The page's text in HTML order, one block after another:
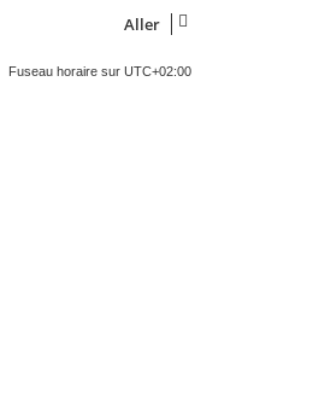
Aller
Fuseau horaire sur UTC+02:00